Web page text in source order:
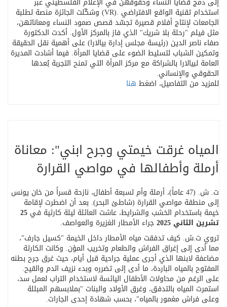
استخدام تقنية الواقع الافتراضي (VR). وشكّلت الجائزة منصة لطلبة
الجامعات لإنتاج أفلام قصيرة تجسّد قصص صمود النساء ومعاناتهن،
مثل فيلم "رحلة بلا شريك" الذي فاز بالمركز الأول. أكدت الدكتورة
صفاء ناصر الدين (رئيسة مجلس إدارة بيالارا) على أهمية نقل الحقيقة
وتمكين الشباب لتسليط الضوء على قضايا المرأة. فيما أشادت المديرة
العامة لبيالارا بالشراكة مع مركز المرأة التي تمنح التجربة بُعدها
الحقوقي والإنساني.
للمزيد من التفاصيل، اضغط هنا
المياه غرقت خيمتي وجرح ابني": معاناة
أرملة وأطفالها في مواصي القرارة
ت. ش. (47 عاماً)، أرملة وأم لسبعة أطفال، نازحة قسراً من خان يونس
إلى منطقة مواصي القرارة (شاطئ البحر). بعد أن اضطرت لإقامة
خيمة باستخدام الخشب والشرايط، عاشت العائلة ليلة كارثية في 25
تشرين الثاني 2025 جراء الأمطار الغزيرة والعواصف.
تروي ت.ش. كيف تدفقت مياه الأمطار داخل الخيمة "كسيل جارف"،
مما أدى إلى إغراق الفراش والطعام وتخريب المؤن. وكانت الكارثة
مضاعفة لابنها الذي أجرى عملية جراحية قبل أيام، حيث غرق جرح بطنه
المفتوح بالمياه الباردة، ما أدى إلى تضرره وبدء نزيف الدم والقيح.
على الرغم من محاولات الأطفال اليائسة لاستخدام التراب لعمل سد،
استمرت المياه بالتدفق، وغرق الأولاد والبنات "بملابسهم المبللة
وعلى فراش مغمور بالمياه"، بحسب شهادة إحدى الجارات.